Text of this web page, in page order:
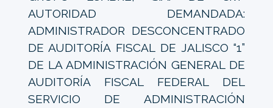
AUTORIDAD DEMANDADA:
ADMINISTRADOR DESCONCENTRADO
DE AUDITORÍA FISCAL DE JALISCO “1”
DE LA ADMINISTRACIÓN GENERAL DE
AUDITORÍA FISCAL FEDERAL DEL
SERVICIO DE ADMINISTRACIÓN